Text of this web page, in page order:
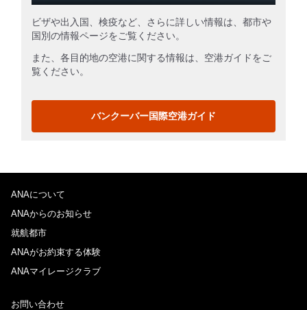
ビザや出入国、検疫など、さらに詳しい情報は、都市や
国別の情報ページをご覧ください。
また、各目的地の空港に関する情報は、空港ガイドをご
覧ください。
バンクーバー国際空港ガイド
ANAについて
ANAからのお知らせ
就航都市
ANAがお約束する体験
ANAマイレージクラブ
お問い合わせ